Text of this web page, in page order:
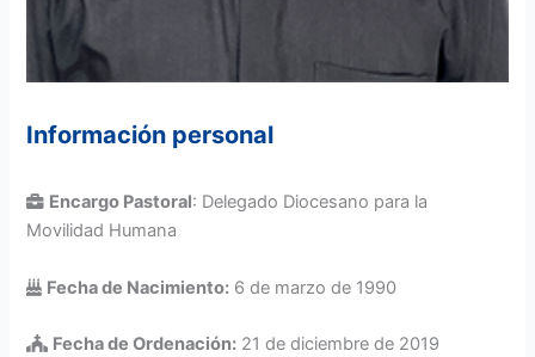
Información personal
Encargo Pastoral: Delegado Diocesano para la
Movilidad Humana
Fecha de Nacimiento: 6 de marzo de 1990
Fecha de Ordenación: 21 de diciembre de 2019